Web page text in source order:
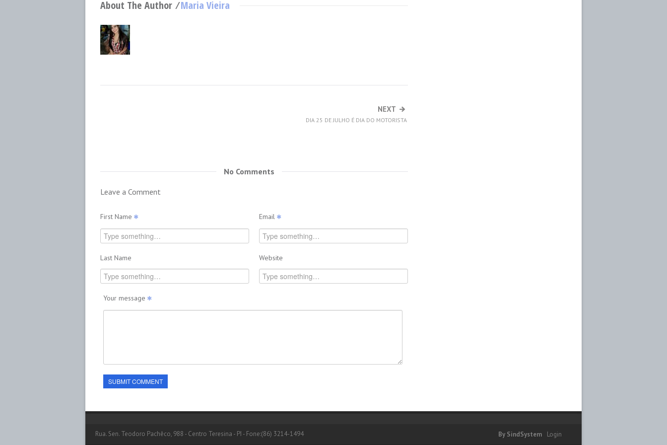
About The Author ⁄Maria Vieira
NEXT
DIA 25 DE JULHO É DIA DO MOTORISTA
No Comments
Leave a Comment
First Name
Last Name
Email
Website
Your message
SUBMIT COMMENT
Rua. Sen. Teodoro Pachêco, 988 - Centro Teresina - PI - Fone:(86) 3214-1494 By SindSystem Login